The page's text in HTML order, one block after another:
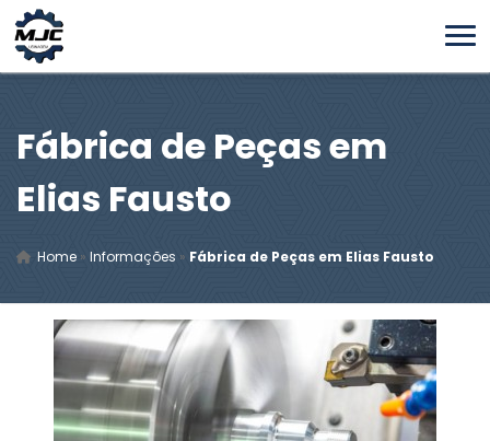
Fábrica de Peças em
Elias Fausto
Home » Informações » Fábrica de Peças em Elias Fausto